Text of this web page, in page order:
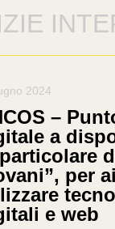
2024
–
a
per
e web